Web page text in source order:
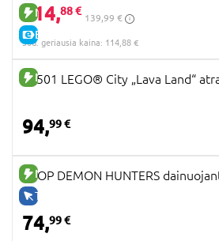
NAUJA PREKĖ
E-KAINA
114,88 €
139,99 €
30d. geriausia kaina: 114,88 €
NAUJA PREKĖ
60501 LEGO® City „Lava Land“
94,99 €
NAUJA PREKĖ
TIK INTERNETU
KPOP DEMON HUNTERS
74,99 €